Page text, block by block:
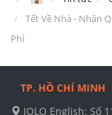
Tết Về Nhà - Nhận
Phí
TP. HỒ CHÍ MINH
JOLO English: Số